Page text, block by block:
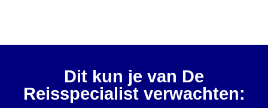
Dit kun je van De
Reisspecialist verwachten: